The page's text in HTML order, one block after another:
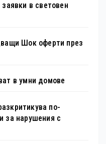
в световен
Шок оферти през
в умни домове
по-
за нарушения с